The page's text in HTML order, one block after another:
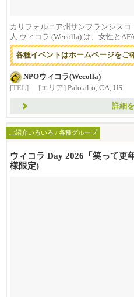
カリフォルニア州サンフランシス
人 ウィコラ (Wecolla) は、女性と
各種イベントはホームページをご
NPOウィコラ(Wecolla)
[TEL] - [エリア] Palo alto, CA, US
詳細
ご紹介いろいろ / 各種グループ
ウィコラ Day 2026「笑って更
様限定)